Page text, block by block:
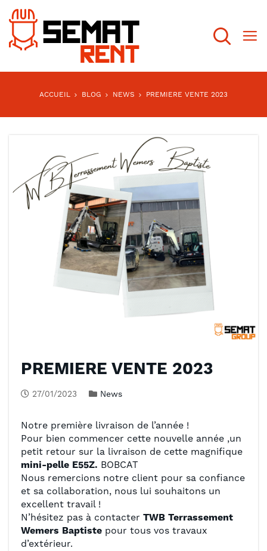
ACCUEIL BLOG NEWS PREMIERE VENTE 2023
PREMIERE VENTE 2023
27/01/2023 News
Notre première livraison de l’année !
Pour bien commencer cette nouvelle année ,un
petit retour sur la livraison de cette magnifique
mini-pelle E55Z. BOBCAT
Nous remercions notre client pour sa confiance
et sa collaboration, nous lui souhaitons un
excellent travail !
N’hésitez pas à contacter TWB Terrassement
Wemers Baptiste pour tous vos travaux
d’extérieur.